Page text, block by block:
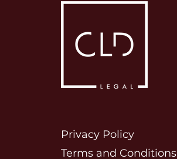
Privacy Policy
Terms and Conditions